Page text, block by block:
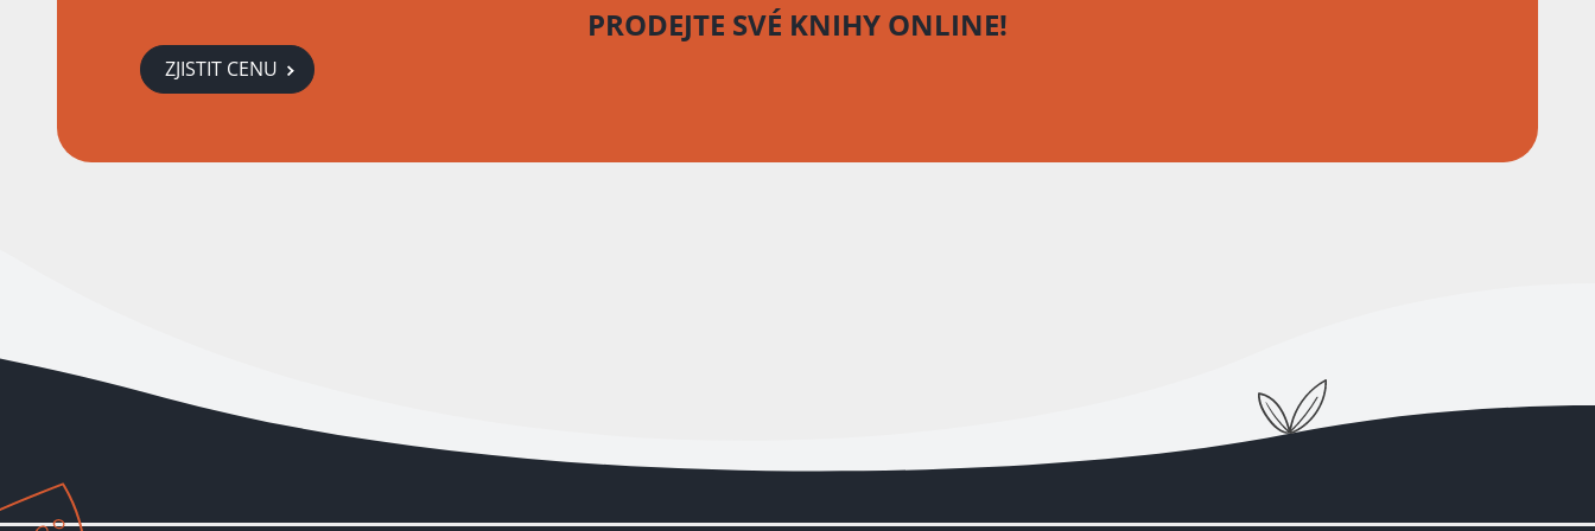
PRODEJTE SVÉ KNIHY ONLINE!
ZJISTIT CENU